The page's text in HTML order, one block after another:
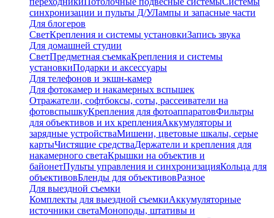
синхронизации и пульты Д/УЛампы и запасные части
Для блогеров
СветКрепления и системы установкиЗапись звука
Для домашней студии
СветПредметная съемкаКрепления и системы
установкиПодарки и аксессуары
Для телефонов и экшн-камер
Для фотокамер и накамерных вспышек
Отражатели, софтбоксы, соты, рассеиватели на
фотовспышкуКрепления для фотоаппаратовФильтры
для объективов и их крепленияАккумуляторы и
зарядные устройстваМишени, цветовые шкалы, серые
картыЧистящие средстваДержатели и крепления для
накамерного светаКрышки на объектив и
байонетПульты управления и синхронизацияКольца для
объективовБленды для объективовРазное
Для выездной съемки
Комплекты для выездной съемкиАккумуляторные
источники светаМоноподы, штативы и